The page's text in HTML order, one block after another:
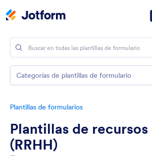
Plantillas de formularios
Plantillas de recursos
(RRHH)
Categorías de plantillas de formulario